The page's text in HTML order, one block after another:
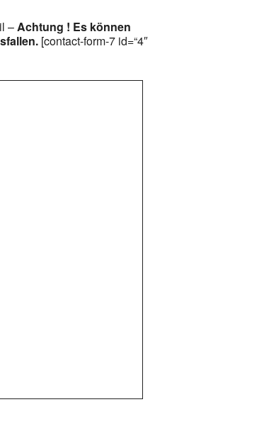
– Achtung ! Es können
[contact-form-7 id=“4″